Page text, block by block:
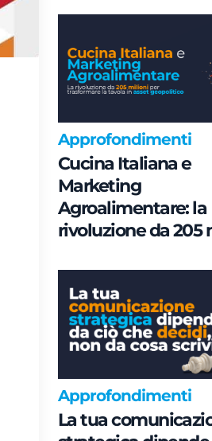
Governance e non
parole chiave
Approfondimenti
Cucina Italiana e
Marketing
Agroalimentare: la
rivoluzione da 205
in asset
Approfondimenti
La tua